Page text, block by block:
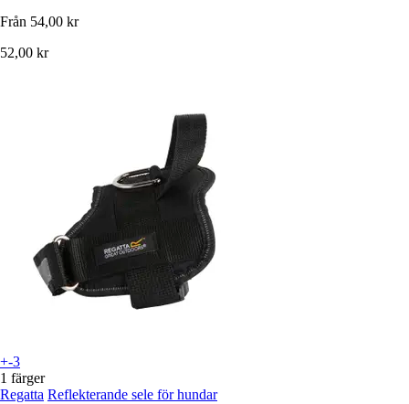
Från 54,00 kr
52,00 kr
+-3
1 färger
Regatta Reflekterande sele för hundar